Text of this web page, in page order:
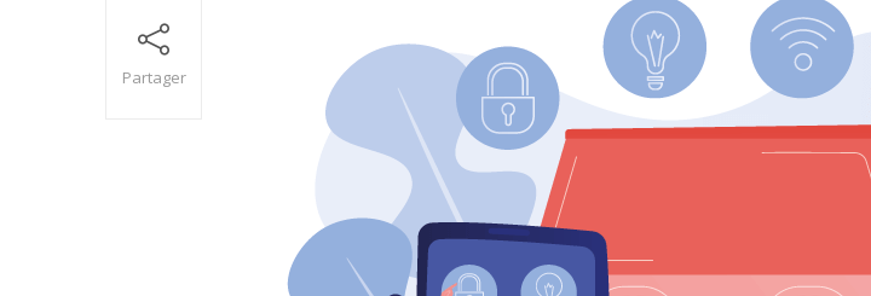
Partager